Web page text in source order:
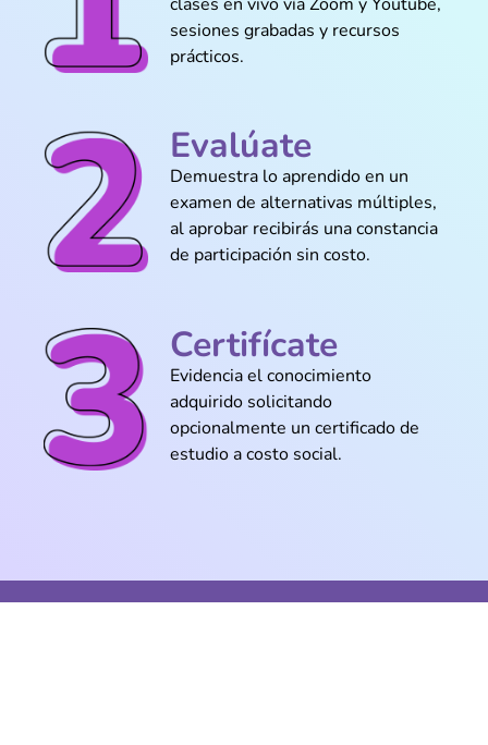
ejemplos de lo que uno sí ve en la vida
real
@Gustavo_Linares
Nunca pensé que iba a poder armar una
PC desde cero y ahora ya lo hago sin
ayuda
@Matías_Roldán
Ahora entiendo la diferencia entre
software libre y privativo sin enredarme
sesiones grabadas y recursos
prácticos.
Evalúate
Demuestra lo aprendido en un
examen de alternativas múltiples,
al aprobar recibirás una constancia
de participación sin costo.
Certifícate
Evidencia el conocimiento
adquirido solicitando
opcionalmente un certificado de
estudio a costo social.